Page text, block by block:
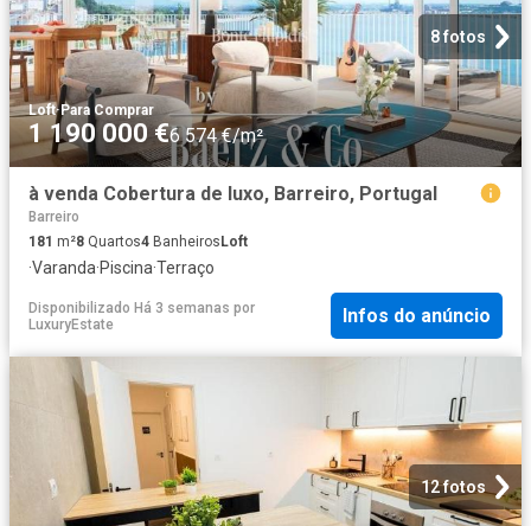
8 fotos
Loft· Para Comprar
1 190 000 €6 574 €/m²
à venda Cobertura de luxo, Barreiro, Portugal
Barreiro
181 m²8 Quartos4 BanheirosLoft
·Varanda·Piscina·Terraço
Disponibilizado Há 3 semanas por
LuxuryEstate
Infos do anúncio
12 fotos